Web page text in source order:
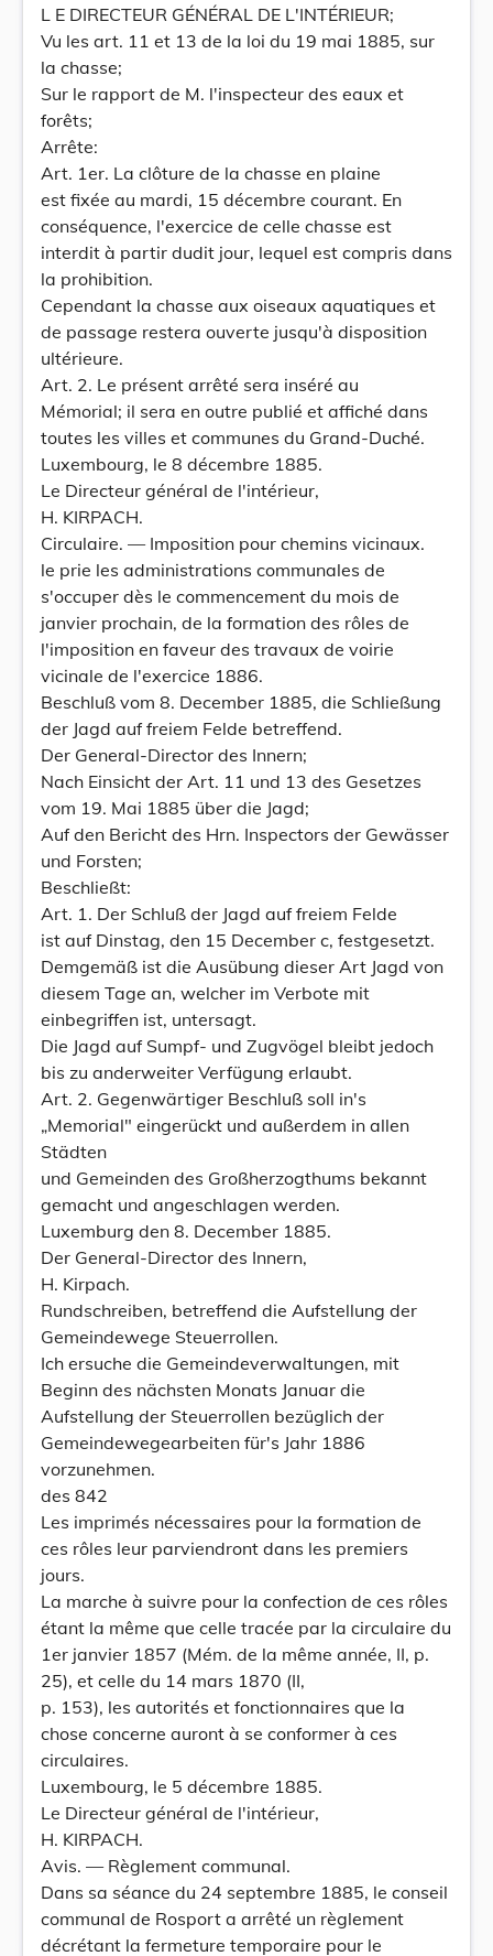
L E DIRECTEUR GÉNÉRAL DE L'INTÉRIEUR;
Vu les art. 11 et 13 de la loi du 19 mai 1885, sur
la chasse;
Sur le rapport de M. l'inspecteur des eaux et
forêts;
Arrête:
Art. 1er. La clôture de la chasse en plaine
est fixée au mardi, 15 décembre courant. En
conséquence, l'exercice de celle chasse est
interdit à partir dudit jour, lequel est compris dans
la prohibition.
Cependant la chasse aux oiseaux aquatiques et
de passage restera ouverte jusqu'à disposition
ultérieure.
Art. 2. Le présent arrêté sera inséré au
Mémorial; il sera en outre publié et affiché dans
toutes les villes et communes du Grand-Duché.
Luxembourg, le 8 décembre 1885.
Le Directeur général de l'intérieur,
H. KIRPACH.
Circulaire. — Imposition pour chemins vicinaux.
le prie les administrations communales de
s'occuper dès le commencement du mois de
janvier prochain, de la formation des rôles de
l'imposition en faveur des travaux de voirie
vicinale de l'exercice 1886.
Beschluß vom 8. December 1885, die Schließung
der Jagd auf freiem Felde betreffend.
Der General-Director des Innern;
Nach Einsicht der Art. 11 und 13 des Gesetzes
vom 19. Mai 1885 über die Jagd;
Auf den Bericht des Hrn. Inspectors der Gewässer
und Forsten;
Beschließt:
Art. 1. Der Schluß der Jagd auf freiem Felde
ist auf Dinstag, den 15 December c, festgesetzt.
Demgemäß ist die Ausübung dieser Art Jagd von
diesem Tage an, welcher im Verbote mit
einbegriffen ist, untersagt.
Die Jagd auf Sumpf- und Zugvögel bleibt jedoch
bis zu anderweiter Verfügung erlaubt.
Art. 2. Gegenwärtiger Beschluß soll in's
„Memorial" eingerückt und außerdem in allen
Städten
und Gemeinden des Großherzogthums bekannt
gemacht und angeschlagen werden.
Luxemburg den 8. December 1885.
Der General-Director des Innern,
H. Kirpach.
Rundschreiben, betreffend die Aufstellung der
Gemeindewege Steuerrollen.
Ich ersuche die Gemeindeverwaltungen, mit
Beginn des nächsten Monats Januar die
Aufstellung der Steuerrollen bezüglich der
Gemeindewegearbeiten für's Jahr 1886
vorzunehmen.
des 842
Les imprimés nécessaires pour la formation de
ces rôles leur parviendront dans les premiers
jours.
La marche à suivre pour la confection de ces rôles
étant la même que celle tracée par la circulaire du
1er janvier 1857 (Mém. de la même année, II, p.
25), et celle du 14 mars 1870 (II,
p. 153), les autorités et fonctionnaires que la
chose concerne auront à se conformer à ces
circulaires.
Luxembourg, le 5 décembre 1885.
Le Directeur général de l'intérieur,
H. KIRPACH.
Avis. — Règlement communal.
Dans sa séance du 24 septembre 1885, le conseil
communal de Rosport a arrêté un règlement
décrétant la fermeture temporaire pour le